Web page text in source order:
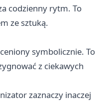
codzienny rytm. To
ze sztuką.
symbolicznie. To
z ciekawych
zaznaczy inaczej